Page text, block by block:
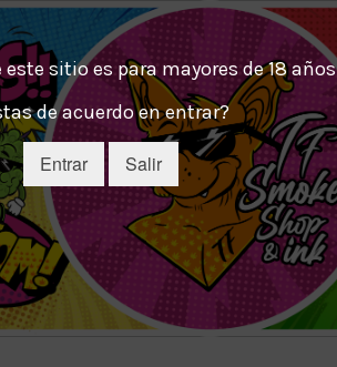
sitio es para mayores de 18 años
de acuerdo en entrar?
Entrar Salir